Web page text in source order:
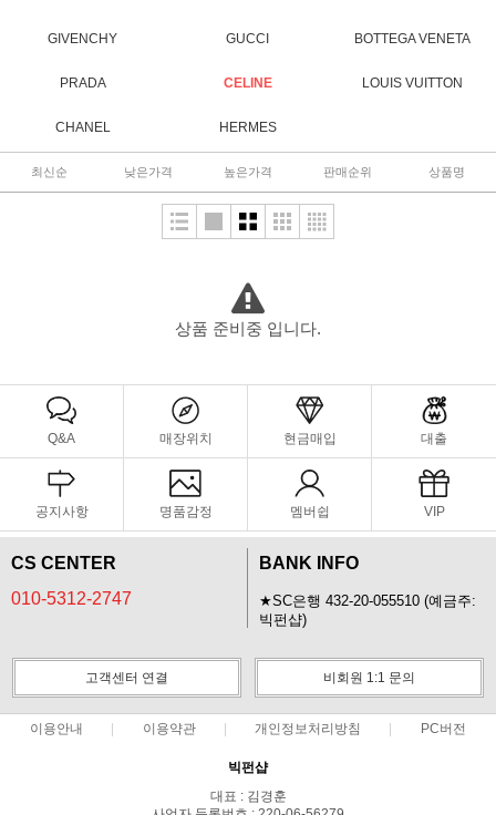
GIVENCHY GUCCI BOTTEGA VENETA
PRADA CELINE LOUIS VUITTON
CHANEL HERMES
최신순 낮은가격 높은가격 판매순위 상품명
상품 준비중 입니다.
Q&A 매장위치 현금매입 대출
공지사항 명품감정 멤버쉽 VIP
CS CENTER
010-5312-2747
BANK INFO
★SC은행 432-20-055510 (예금주:
빅펀샵)
고객센터 연결 비회원 1:1 문의
이용안내 이용약관 개인정보처리방침 PC버전
빅펀샵
대표 : 김경훈